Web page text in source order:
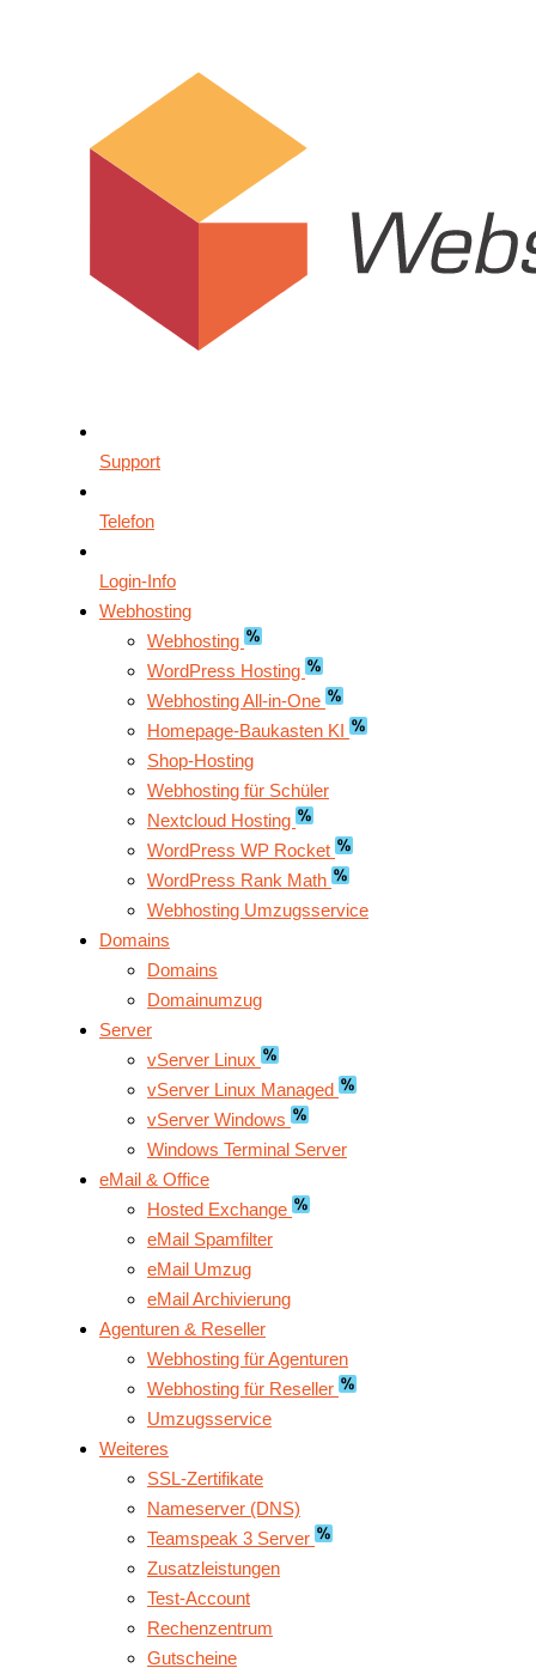
Support
Telefon
Login-Info
Webhosting
Webhosting
WordPress Hosting
Webhosting All-in-One
Homepage-Baukasten KI
Shop-Hosting
Webhosting für Schüler
Nextcloud Hosting
WordPress WP Rocket
WordPress Rank Math
Webhosting Umzugsservice
Domains
Domains
Domainumzug
Server
vServer Linux
vServer Linux Managed
vServer Windows
Windows Terminal Server
eMail & Office
Hosted Exchange
eMail Spamfilter
eMail Umzug
eMail Archivierung
Agenturen & Reseller
Webhosting für Agenturen
Webhosting für Reseller
Umzugsservice
Weiteres
SSL-Zertifikate
Nameserver (DNS)
Teamspeak 3 Server
Zusatzleistungen
Test-Account
Rechenzentrum
Gutscheine